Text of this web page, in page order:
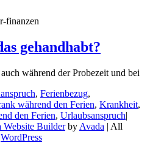
gehandhabt?
während der Probezeit und bei
, Ferienbezug,
während den Ferien, Krankheit,
den Ferien, Urlaubsanspruch|
Website Builderby Avada | All
WordPress